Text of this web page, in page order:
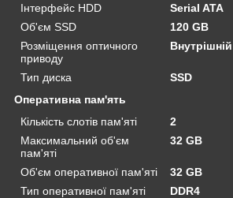
Інтерфейс HDD
Serial ATA
Об'єм SSD
120 GB
Розміщення оптичного
приводу
Внутрішній
Тип диска
SSD
Оперативна пам'ять
Кількість слотів пам'яті
2
Максимальний об'єм
пам'яті
32 GB
Об'єм оперативної пам'яті
32 GB
Тип оперативної пам'яті
DDR4